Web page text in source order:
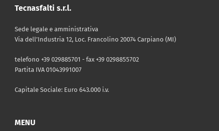
Tecnasfalti s.r.l.
Sede legale e amministrativa
Via dell’Industria 12, Loc. Francolino 20074 Carpiano (MI)
telefono +39 029885701 - fax +39 0298855702
Partita IVA 01043991007
Capitale Sociale: Euro 643.000 i.v.
MENU